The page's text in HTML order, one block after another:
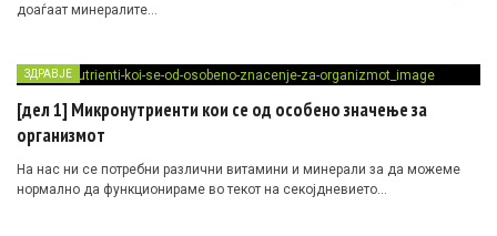
доаѓаат минералите…
ЗДРАВЈЕ
[дел 1] Микронутриенти кои се од особено значење за
организмот
На нас ни се потребни различни витамини и минерали за да можеме
нормално да функционираме во текот на секојдневието…